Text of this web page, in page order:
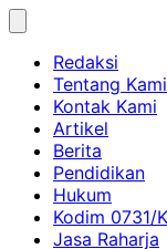
Skip
contentRedaksi
Tentang Kami
Kontak Kami
Artikel
Berita
Pendidikan
Hukum
Kodim 0731/
Jasa Raharja